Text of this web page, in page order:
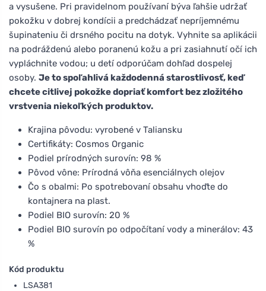
a vysušene. Pri pravidelnom používaní býva ľahšie udržať
pokožku v dobrej kondícii a predchádzať nepríjemnému
šupinateniu či drsného pocitu na dotyk. Vyhnite sa aplikácii
na podráždenú alebo poranenú kožu a pri zasiahnutí očí ich
vypláchnite vodou; u detí odporúčam dohľad dospelej
osoby. Je to spoľahlivá každodenná starostlivosť, keď
chcete citlivej pokožke dopriať komfort bez zložitého
vrstvenia niekoľkých produktov.
Krajina pôvodu: vyrobené v Taliansku
Certifikáty: Cosmos Organic
Podiel prírodných surovín: 98 %
Pôvod vône: Prírodná vôňa esenciálnych olejov
Čo s obalmi: Po spotrebovaní obsahu vhoďte do
kontajnera na plast.
Podiel BIO surovín: 20 %
Podiel BIO surovín po odpočítaní vody a minerálov: 43
%
Kód produktu
LSA381